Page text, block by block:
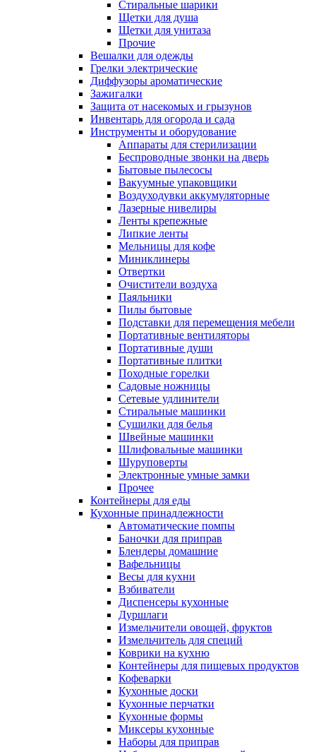
Стиральные шарики
Щетки для душа
Щетки для унитаза
Прочие
Вешалки для одежды
Грелки электрические
Диффузоры ароматические
Зажигалки
Защита от насекомых и грызунов
Инвентарь для огорода и сада
Инструменты и оборудование
Аппараты для стерилизации
Беспроводные звонки на дверь
Бытовые пылесосы
Вакуумные упаковщики
Воздуходувки аккумуляторные
Лазерные нивелиры
Ленты крепежные
Липкие ленты
Мельницы для кофе
Миниклинеры
Отвертки
Очистители воздуха
Паяльники
Пилы бытовые
Подставки для перемещения мебели
Портативные вентиляторы
Портативные души
Портативные плитки
Походные горелки
Садовые ножницы
Сетевые удлинители
Стиральные машинки
Сушилки для белья
Швейные машинки
Шлифовальные машинки
Шуруповерты
Электронные умные замки
Прочее
Контейнеры для еды
Кухонные принадлежности
Автоматические помпы
Баночки для приправ
Блендеры домашние
Вафельницы
Весы для кухни
Взбиватели
Диспенсеры кухонные
Дуршлаги
Измельчители овощей, фруктов
Измельчитель для специй
Коврики на кухню
Контейнеры для пищевых продуктов
Кофеварки
Кухонные доски
Кухонные перчатки
Кухонные формы
Миксеры кухонные
Наборы для приправ